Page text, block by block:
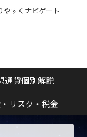
すくナビゲート
通貨個別解説
リスク・税金